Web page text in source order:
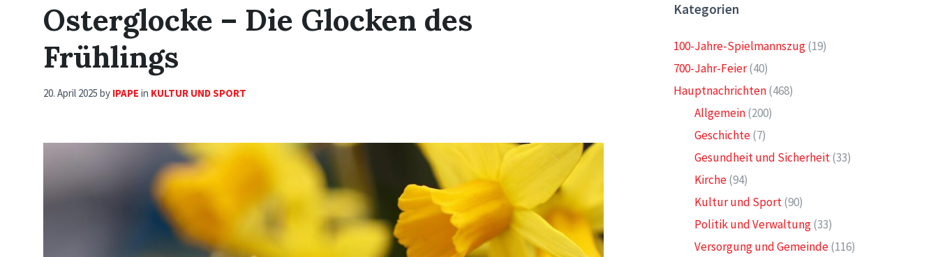
Osterglocke – Die Glocken des
Frühlings
20. April 2025 by IPAPE in KULTUR UND SPORT
Kategorien
100-Jahre-Spielmannszug(19)
700-Jahr-Feier(40)
Hauptnachrichten(468)
Allgemein(200)
Geschichte(7)
Gesundheit und Sicherheit(33)
Kirche(94)
Kultur und Sport(90)
Politik und Verwaltung(33)
Versorgung und Gemeinde(116)